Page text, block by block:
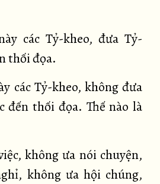
các Tỷ-kheo, đưa Tỷ-
thối đọa.
các Tỷ-kheo, không đưa
đến thối đọa. Thế nào là
không ưa nói chuyện,
không ưa hội chúng,